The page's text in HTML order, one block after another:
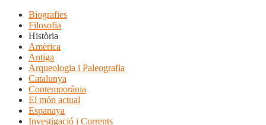
Biografies
Filosofia
Història
Amèrica
Antiga
Arqueologia i Paleografia
Catalunya
Contemporània
El món actual
Espanaya
Investigació i Corrents